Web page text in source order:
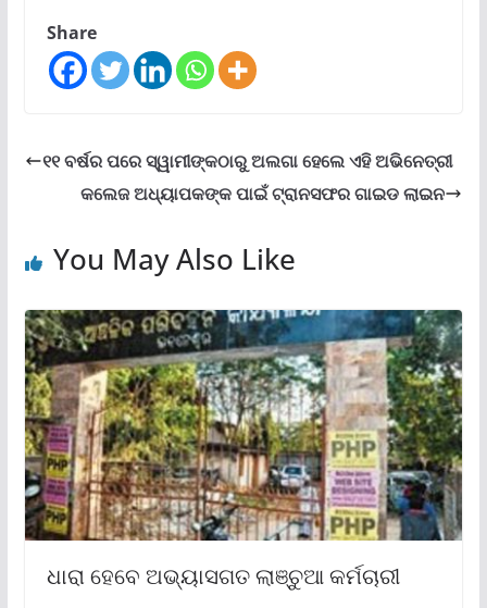
Share
୧୧ ବର୍ଷର ପରେ ସ୍ୱାମୀଙ୍କଠାରୁ ଅଲଗା ହେଲେ ଏହି ଅଭିନେତ୍ରୀ
କଲେଜ ଅଧ୍ୟାପକଙ୍କ ପାଇଁ ଟ୍ରାନସଫର ଗାଇଡ ଲାଇନ
You May Also Like
ଧାରା ହେବେ ଅଭ୍ୟାସଗତ ଲାଞ୍ଚୁଆ କର୍ମଚାରୀ